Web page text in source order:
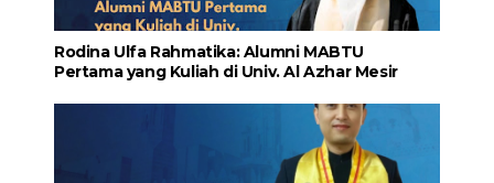
Rodina Ulfa Rahmatika: Alumni MABTU
Pertama yang Kuliah di Univ. Al Azhar Mesir